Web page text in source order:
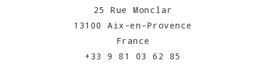
25 Rue Monclar
13100 Aix-en-Provence
France
+33 9 81 03 62 85